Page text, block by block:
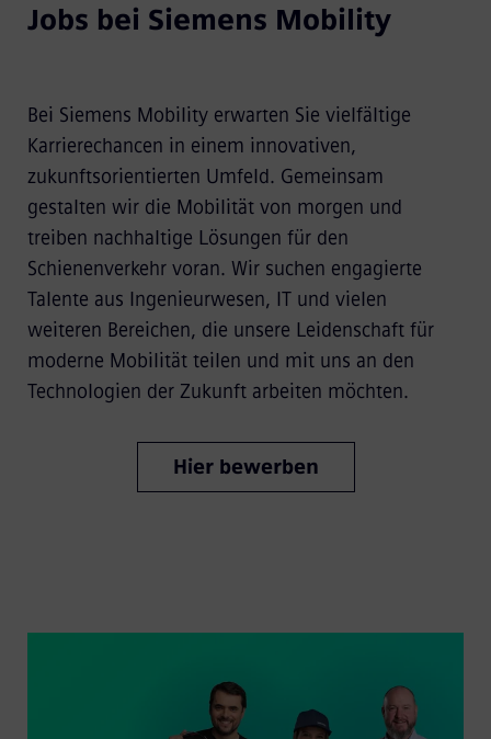
Jobs bei Siemens Mobility
Bei Siemens Mobility erwarten Sie vielfältige
Karrierechancen in einem innovativen,
zukunftsorientierten Umfeld. Gemeinsam
gestalten wir die Mobilität von morgen und
treiben nachhaltige Lösungen für den
Schienenverkehr voran. Wir suchen engagierte
Talente aus Ingenieurwesen, IT und vielen
weiteren Bereichen, die unsere Leidenschaft für
moderne Mobilität teilen und mit uns an den
Technologien der Zukunft arbeiten möchten.
Hier bewerben